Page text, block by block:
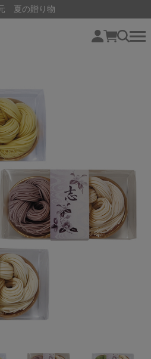
夏の贈り物